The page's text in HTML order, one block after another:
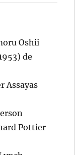
Oshii
de
Assayas
Pottier